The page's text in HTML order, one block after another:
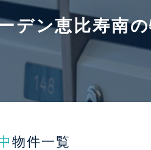
デン恵比寿南
物件一覧